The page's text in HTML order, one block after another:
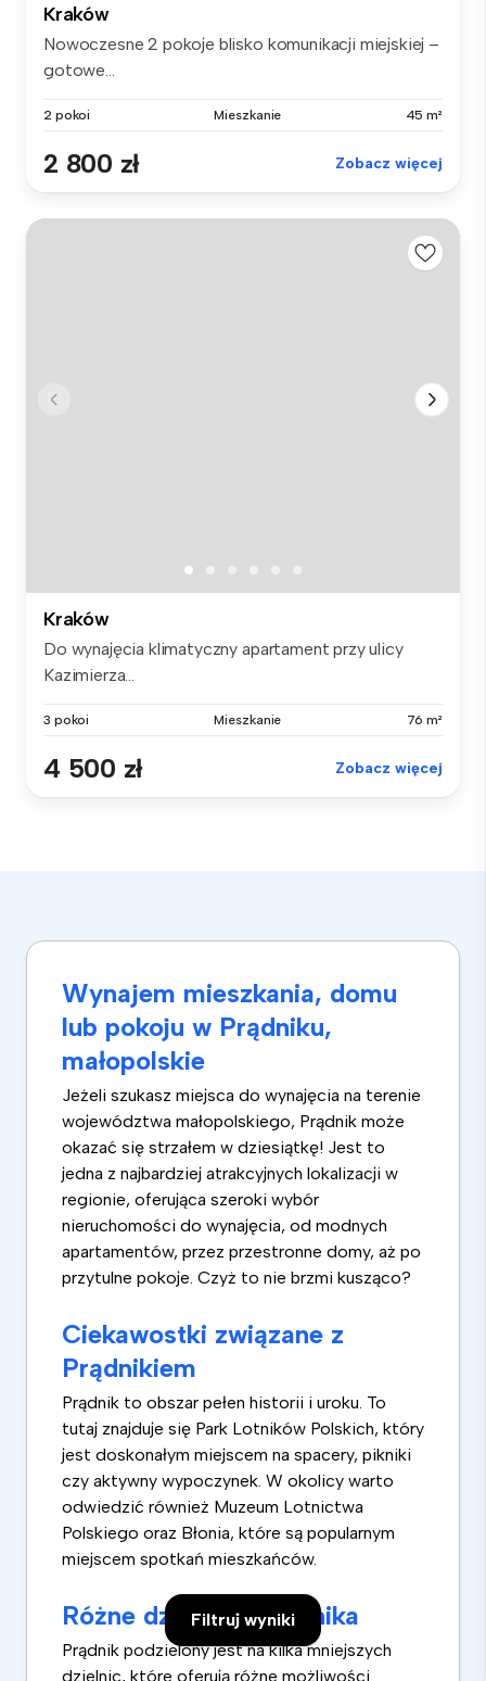
Filtruj wyniki
Kraków
Nowoczesne 2 pokoje blisko komunikacji miejskiej –
gotowe...
2 pokoi Mieszkanie 45 m²
2 800 zł Zobacz więcej
Kraków
Do wynajęcia klimatyczny apartament przy ulicy
Kazimierza...
3 pokoi Mieszkanie 76 m²
4 500 zł Zobacz więcej
Wynajem mieszkania, domu
lub pokoju w Prądniku,
małopolskie
Jeżeli szukasz miejsca do wynajęcia na terenie
województwa małopolskiego, Prądnik może
okazać się strzałem w dziesiątkę! Jest to
jedna z najbardziej atrakcyjnych lokalizacji w
regionie, oferująca szeroki wybór
nieruchomości do wynajęcia, od modnych
apartamentów, przez przestronne domy, aż po
przytulne pokoje. Czyż to nie brzmi kusząco?
Ciekawostki związane z
Prądnikiem
Prądnik to obszar pełen historii i uroku. To
tutaj znajduje się Park Lotników Polskich, który
jest doskonałym miejscem na spacery, pikniki
czy aktywny wypoczynek. W okolicy warto
odwiedzić również Muzeum Lotnictwa
Polskiego oraz Błonia, które są popularnym
miejscem spotkań mieszkańców.
Różne dzielnice Prądnika
Prądnik podzielony jest na kilka mniejszych
dzielnic, które oferują różne możliwości